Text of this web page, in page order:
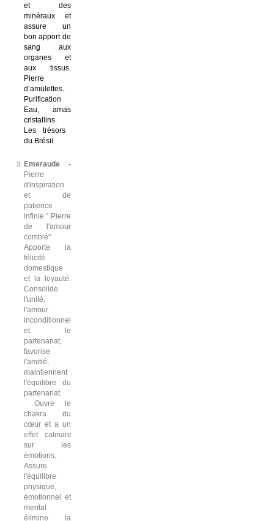
et des
minéraux et
assure un
bon apport de
sang aux
organes et
aux tissus.
Pierre
d’amulettes.
Purification
Eau, amas
cristallins.
Les trésors
du Brésil
Emeraude -
Pierre
d'inspiration
et de
patience
infinie " Pierre
de l'amour
comblé"
Apporte la
félicité
domestique
et la loyauté.
Consolide
l'unité,
l'amour
inconditionnel
et le
partenariat,
favorise
l'amitié,
maintiennent
l'équilibre du
partenariat.
Ouvre le
chakra du
cœur et a un
effet calmant
sur les
émotions.
Assure
l'équilibre
physique,
émotionnel et
mental
élimine la